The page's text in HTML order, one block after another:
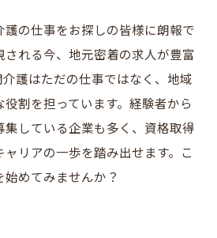
護の仕事をお探しの皆様に朗報で
される今、地元密着の求人が豊富
介護はただの仕事ではなく、地域
割を担っています。経験者から
集している企業も多く、資格取得
リアの一歩を踏み出せます。こ
めてみませんか？